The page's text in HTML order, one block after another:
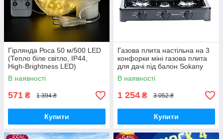
Гірлянда Роса 50 м/500 LED
(Тепло біле світло, IP44,
High-Brightness LED)
В наявності
571 ₴ 1 394 ₴
Купити
Газова плита настільна на 3
конфорки міні газова плита
для дачі під балон Sokany
В наявності
1 254 ₴ 3 052 ₴
Купити